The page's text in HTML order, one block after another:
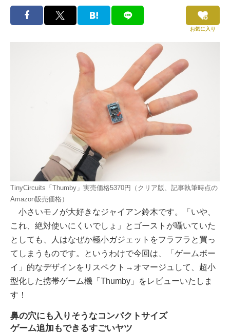
お気に入り
TinyCircuits「Thumby」実売価格5370円（クリア版、記事執筆時点の
Amazon販売価格）
小さいモノが大好きなジャイアン鈴木です。「いや、
これ、絶対使いにくいでしょ」とゴーストが囁いていた
としても、人はなぜか極小ガジェットをフラフラと買っ
てしまうものです。というわけで今回は、「ゲームボー
イ」的なデザインをリスペクト→オマージュして、超小
型化した携帯ゲーム機「Thumby」をレビューいたしま
す！
鼻の穴にも入りそうなコンパクトサイズ
ゲーム追加もできるすごいヤツ